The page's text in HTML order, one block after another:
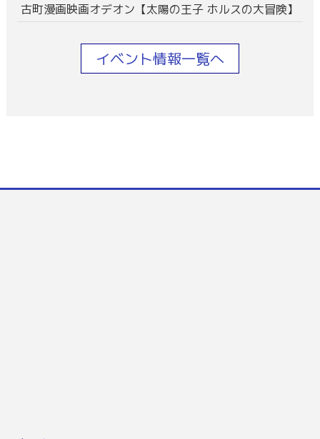
古町漫画映画オデオン【太陽の王子 ホルスの大冒険】
イベント情報一覧へ